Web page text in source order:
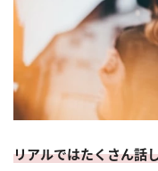
リアルではたくさん話